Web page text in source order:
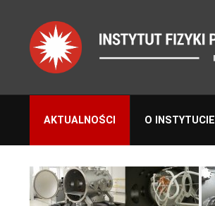
AKTUALNOŚCI O INSTYTUCIE